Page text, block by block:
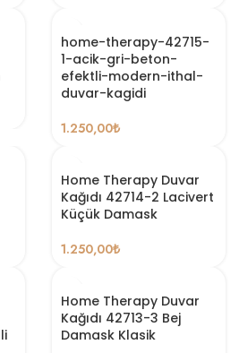
home-therapy-42715-
1-acik-gri-beton-
efektli-modern-ithal-
duvar-kagidi
1.250,00₺
Home Therapy Duvar
Kağıdı 42714-2 Lacivert
Küçük Damask
1.250,00₺
Home Therapy Duvar
Kağıdı 42713-3 Bej
Damask Klasik